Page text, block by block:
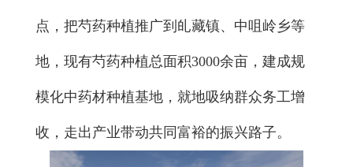
点，把芍药种植推广到癿藏镇、中咀岭乡等
地，现有芍药种植总面积3000余亩，建成规
模化中药材种植基地，就地吸纳群众务工增
收，走出产业带动共同富裕的振兴路子。